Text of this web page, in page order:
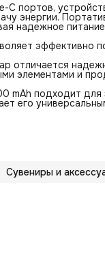
С портов,
энергии.
надежное
эффективно
отличается
элементами и
mAh подходит для
его
Сувениры и